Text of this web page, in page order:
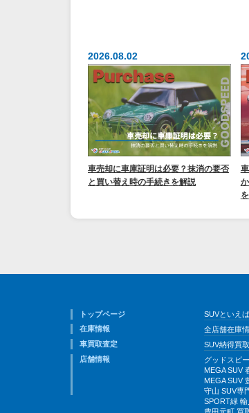
2026.08.02
車売却に車庫証明は必要？抹消の要否
と買い替え時の手続きを解説
トップページ
SUVといえ
在庫情報
全店舗在庫
車買取査定
SUV納得買取
店舗情報
グッドスピ
MEGA SUV
MEGA SUV
守山 SUV専
SPORT緑